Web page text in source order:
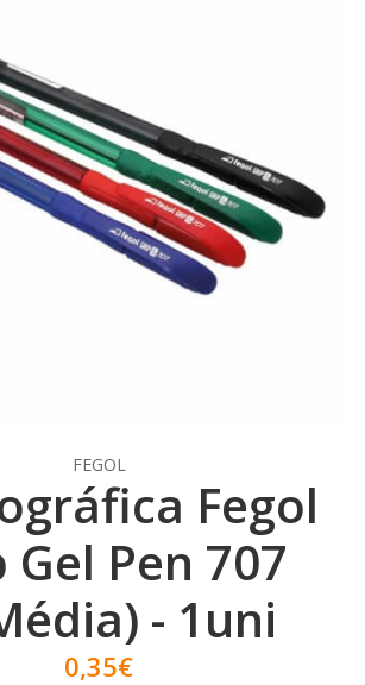
FEGOL
Fegol
Gel Pen 707
- 1uni
0,35€